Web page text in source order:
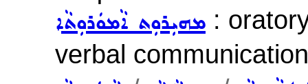
ܡܗܝܼܪܘܼܬ ܐܵܡܘܿܪܘܼܬܵܐ :
verbal